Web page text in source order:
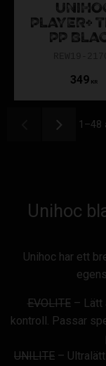
PLAYER+
PP
349 KR
1–48
Unihoc
Unihoc har ett
EVOLITE– Lätt
kontroll. Passar
UNILITE –